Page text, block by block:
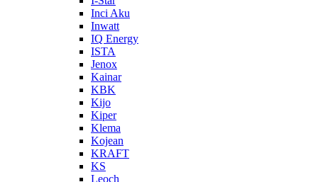
Inci Aku
Inwatt
IQ Energy
ISTA
Jenox
Kainar
KBK
Kijo
Kiper
Klema
Kojean
KRAFT
KS
Leoch